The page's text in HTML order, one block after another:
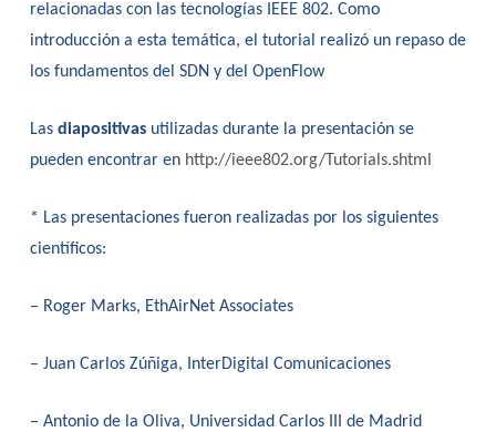
relacionadas con las tecnologías IEEE 802. Como
introducción a esta temática, el tutorial realizó un repaso de
los fundamentos del SDN y del OpenFlow
Las diapositivasutilizadas durante la presentación se
pueden encontrar en http://ieee802.org/Tutorials.shtml
* Las presentaciones fueron realizadas por los siguientes
científicos:
– Roger Marks, EthAirNet Associates
– Juan Carlos Zúñiga, InterDigital Comunicaciones
– Antonio de la Oliva, Universidad Carlos III de Madrid